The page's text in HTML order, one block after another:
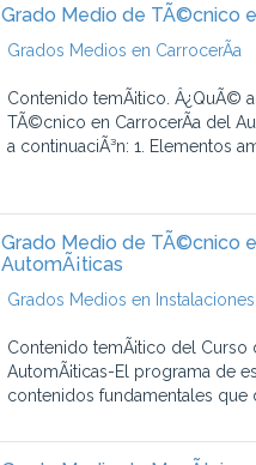
Grado Medio de TÃ©cnico
Grados Medios en CarrocerÃ­a
Contenido temÃ¡tico. Â¿QuÃ©
TÃ©cnico en CarrocerÃ­a del
a continuaciÃ³n: 1. Elementos
Grado Medio de TÃ©cnico
AutomÃ¡ticas
Grados Medios en
Contenido temÃ¡tico del
AutomÃ¡ticas-El programa de
contenidos fundamentales que